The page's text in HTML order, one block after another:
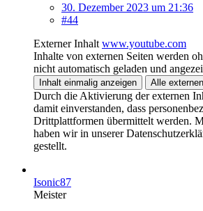
30. Dezember 2023 um 21:36
#44
Externer Inhalt www.youtube.com
Inhalte von externen Seiten werden
nicht automatisch geladen und
Inhalt einmalig anzeigen Alle
Durch die Aktivierung der externen
damit einverstanden, dass
Drittplattformen übermittelt werden.
haben wir in unserer
gestellt.
Isonic87
Meister